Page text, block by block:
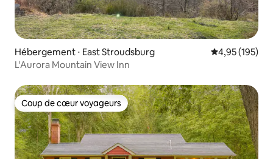
Hébergement ⋅ East Stroudsburg Évaluation
4,95 (195)
L'Aurora Mountain View Inn
Coup de cœur voyageurs
Coup de cœur voyageurs